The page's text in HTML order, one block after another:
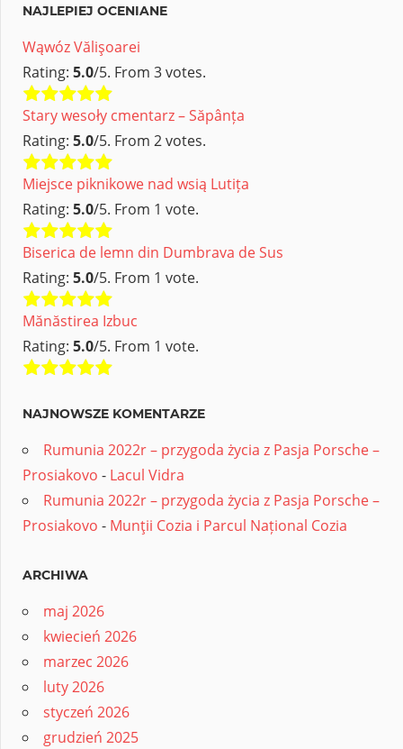
NAJLEPIEJ OCENIANE
Wąwóz Vălişoarei
Rating: 5.0/5. From 3 votes.
Stary wesoły cmentarz – Săpânța
Rating: 5.0/5. From 2 votes.
Miejsce piknikowe nad wsią Lutița
Rating: 5.0/5. From 1 vote.
Biserica de lemn din Dumbrava de Sus
Rating: 5.0/5. From 1 vote.
Mănăstirea Izbuc
Rating: 5.0/5. From 1 vote.
NAJNOWSZE KOMENTARZE
Rumunia 2022r – przygoda życia z Pasja Porsche –
Prosiakovo - Lacul Vidra
Rumunia 2022r – przygoda życia z Pasja Porsche –
Prosiakovo - Munţii Cozia i Parcul Național Cozia
ARCHIWA
maj 2026
kwiecień 2026
marzec 2026
luty 2026
styczeń 2026
grudzień 2025